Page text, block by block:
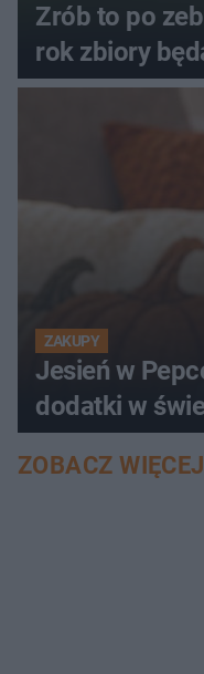
Zrób to po
rok zbiory
ZAKUPY
Jesień w
dodatki w
ZOBACZ WIĘCEJ